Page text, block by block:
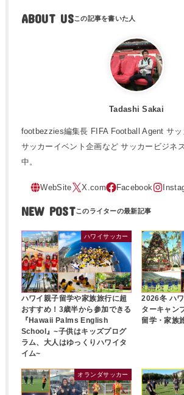
ABOUT US
Tadashi Sakai
footbezzies編集長 FIFA Football Agent サッ
サッカーイベント企画など サッカービジネ
中。
NEW POST
ハワイサッカー
ハワイ親子留学や家族旅行に超
おすすめ！3歳半から参加できる
『Hawaii Palms English
School』~子供はキッズプログ
ラム、大人はゆっくりハワイタ
イム~
2026冬 ハ
ターキャン
留学・家族
オランダサッカー